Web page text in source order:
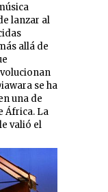
lanzar al
allá de
se ha
una de
África. La
valió el